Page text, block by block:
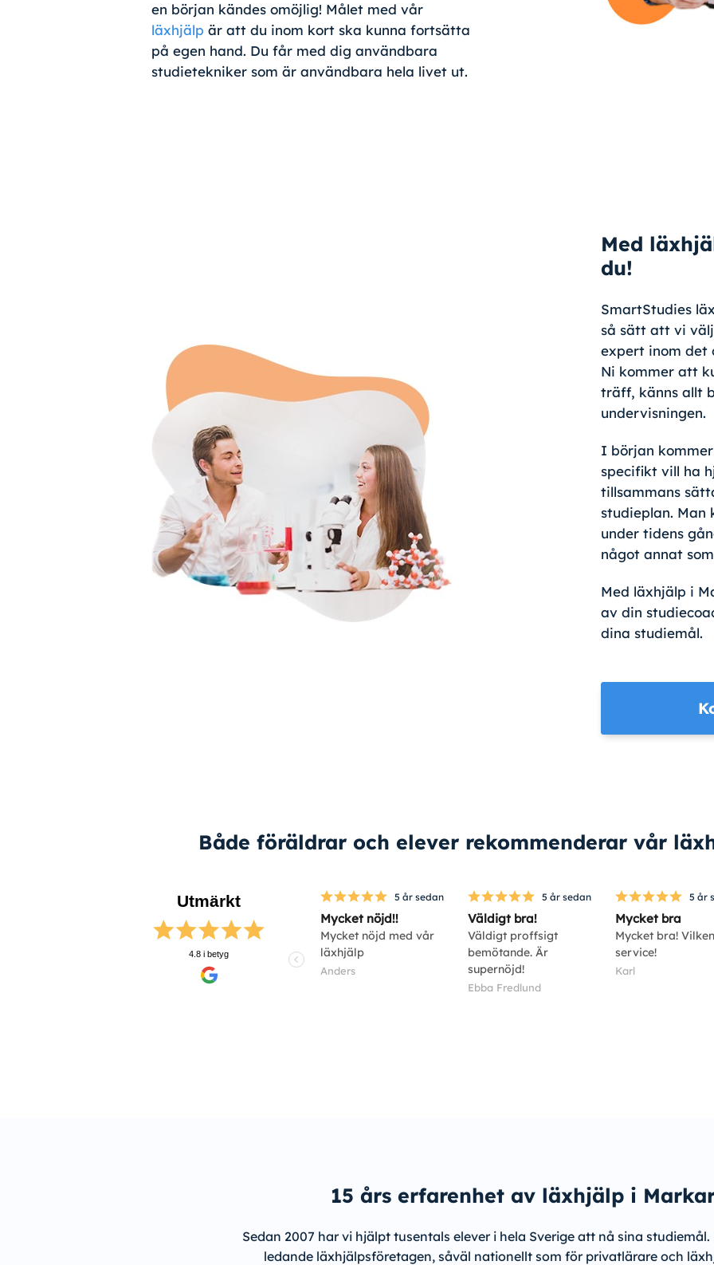
en början kändes omöjlig! Målet med vår
läxhjälp är att du inom kort ska kunna fortsätta
på egen hand. Du får med dig användbara
studietekniker som är användbara hela livet ut.
Med
du!
SmartStudies
så sätt att vi
expert inom det
Ni kommer att
träff, känns allt
undervisningen.
I början
specifikt vill ha
tillsammans
studieplan. Man
under tidens
något annat
Med läxhjälp i
av din
dina studiemål.
Både föräldrar och elever rekommenderar vår
Utmärkt
4.8 i betyg
5 år sedan
Mycket nöjd!!
Mycket nöjd med vår
läxhjälp
Anders
5 år sedan
Väldigt bra!
Väldigt proffsigt
bemötande. Är
supernöjd!
Ebba Fredlund
5 år
Mycket bra
Mycket bra! Vilken
service!
Karl
15 års erfarenhet av läxhjälp i
Sedan 2007 har vi hjälpt tusentals elever i hela Sverige att nå sina
ledande läxhjälpsföretagen, såväl nationellt som för privatlärare och